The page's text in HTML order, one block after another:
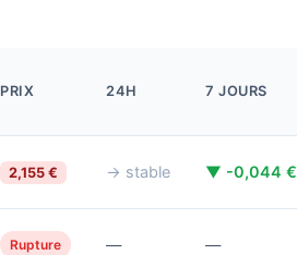
PRIX 24H 7 JOURS
2,155 € → stable ▼ -0,044 €
Rupture — —